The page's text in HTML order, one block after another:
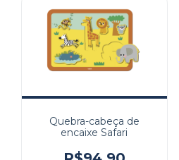
Quebra-cabeça de
encaixe Safari